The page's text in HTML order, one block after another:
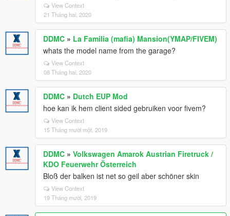
View Context
21 Tháng hai, 2020
DDMC » La Familia (mafia) Mansion(YMAP/FIVEM)
whats the model name from the garage?
View Context
08 Tháng hai, 2020
DDMC » Dutch EUP Mod
hoe kan ik hem client sided gebruiken voor fivem?
View Context
15 Tháng mười một, 2019
DDMC » Volkswagen Amarok Austrian Firetruck /
KDO Feuerwehr Österreich
Bloß der balken ist net so geil aber schöner skin
View Context
19 Tháng mười, 2019